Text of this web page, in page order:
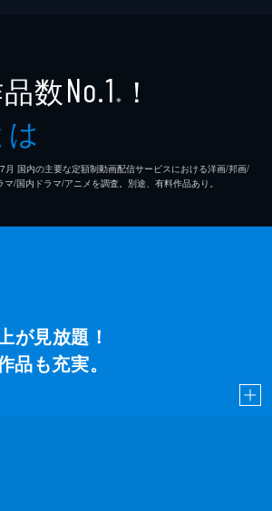
数No.1 ※ ！
は
国内の主要な定額制動画配信サービスにおける洋画/邦画/
/国内ドラマ/アニメを調査。別途、有料作品あり。
が見放題！
品も充実。